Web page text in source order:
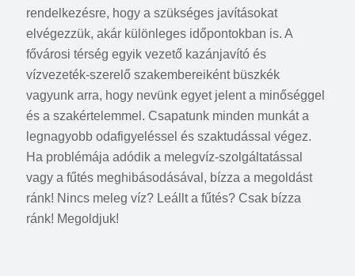
rendelkezésre, hogy a szükséges javításokat
elvégezzük, akár különleges időpontokban is. A
fővárosi térség egyik vezető kazánjavító és
vízvezeték-szerelő szakembereiként büszkék
vagyunk arra, hogy nevünk egyet jelent a minőséggel
és a szakértelemmel. Csapatunk minden munkát a
legnagyobb odafigyeléssel és szaktudással végez.
Ha problémája adódik a melegvíz-szolgáltatással
vagy a fűtés meghibásodásával, bízza a megoldást
ránk! Nincs meleg víz? Leállt a fűtés? Csak bízza
ránk! Megoldjuk!